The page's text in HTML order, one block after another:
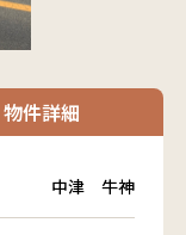
物件詳細
中津 牛神